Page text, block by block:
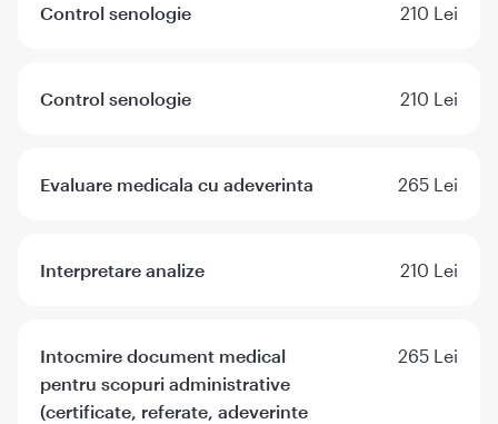
Control senologie 210 Lei
Control senologie 210 Lei
Evaluare medicala cu adeverinta 265 Lei
Interpretare analize 210 Lei
Intocmire document medical
pentru scopuri administrative
(certificate, referate, adeverinte
265 Lei